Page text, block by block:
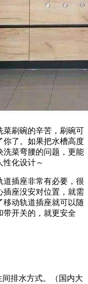
菜刷碗的辛苦，刷碗可
你了。如果把水槽高度
洗菜弯腰的问题，更能
性化设计～
插座非常有必要，很
插座没安对位置，就需
移动轨道插座就可以随
带开关的，就更安全
排水方式。（国内大